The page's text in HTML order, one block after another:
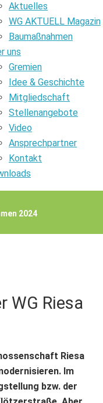
Aktuelles
WG AKTUELL Magazin
Baumaßnahmen
uns
Gremien
Idee & Geschichte
Mitgliedschaft
Stellenangebote
Video
Ansprechpartner
Kontakt
2024
WG Riesa
Riesa
Im
bzw. der